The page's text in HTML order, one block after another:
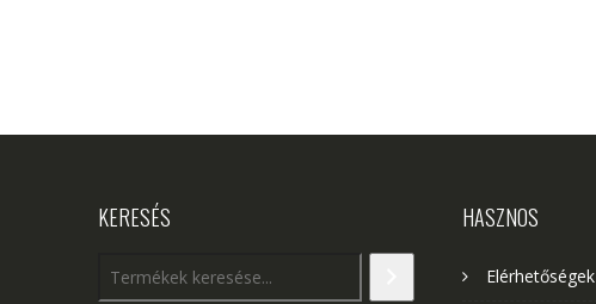
KERESÉS HASZNOS
Elérhetőségek